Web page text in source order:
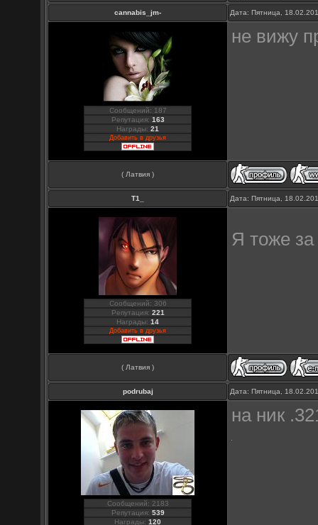
cannabis_jm- Дата: Пятница,
Сообщений: 187
Репутация: 163
Награды:21
Добавить в друзья
не вижу
( Латвия )
Т1_ Дата: Пятница,
Сообщений: 306
Репутация: 221
Награды:14
Добавить в друзья
Я тоже
( Латвия )
podrubaj Дата: Пятница,
Сообщений: 2183
Репутация: 539
Награды:120
на ник